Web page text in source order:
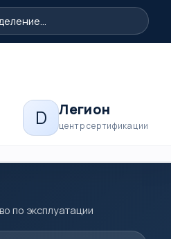
D Легион
центр сертификации
по эксплуатации